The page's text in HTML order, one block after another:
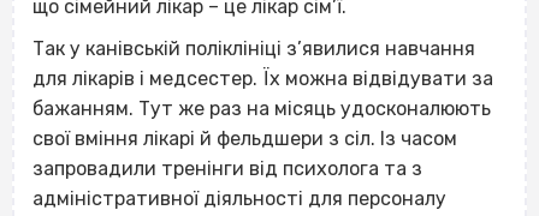
що сімейний лікар – це лікар сім’ї.
Так у канівській поліклініці з’явилися навчання
для лікарів і медсестер. Їх можна відвідувати за
бажанням. Тут же раз на місяць удосконалюють
свої вміння лікарі й фельдшери з сіл. Із часом
запровадили тренінги від психолога та з
адміністративної діяльності для персоналу